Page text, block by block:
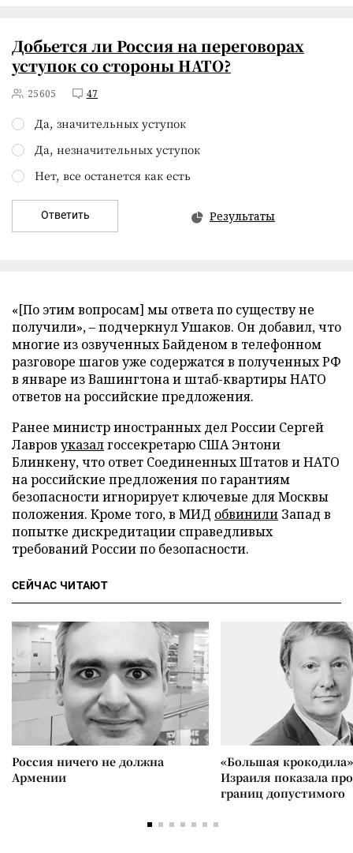
Добьется ли Россия на переговорах
уступок со стороны НАТО?
25605 47
Да, значительных уступок
Да, незначительных уступок
Нет, все останется как есть
Ответить Результаты
«[По этим вопросам] мы ответа по существу не
получили», – подчеркнул Ушаков. Он добавил, что
многие из озвученных Байденом в телефонном
разговоре шагов уже содержатся в полученных РФ
в январе из Вашингтона и штаб-квартиры НАТО
ответов на российские предложения.
Ранее министр иностранных дел России Сергей
Лавров указалгоссекретарю США Энтони
Блинкену, что ответ Соединенных Штатов и НАТО
на российские предложения по гарантиям
безопасности игнорирует ключевые для Москвы
положения. Кроме того, в МИД обвинили Запад в
попытке дискредитации справедливых
требований России по безопасности.
СЕЙЧАС ЧИТАЮТ
Россия ничего не должна
Армении
«Большая
Израиля показала
границ допустимого